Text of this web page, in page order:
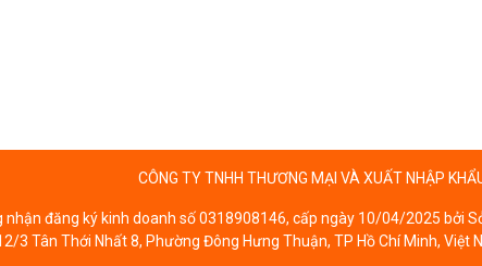
CÔNG TY TNHH THƯƠNG MẠI VÀ XUẤT NHẬP
nhận đăng ký kinh doanh số 0318908146, cấp ngày 10/04/2025 bởi
3 Tân Thới Nhất 8, Phường Đông Hưng Thuận, TP Hồ Chí Minh, Việt